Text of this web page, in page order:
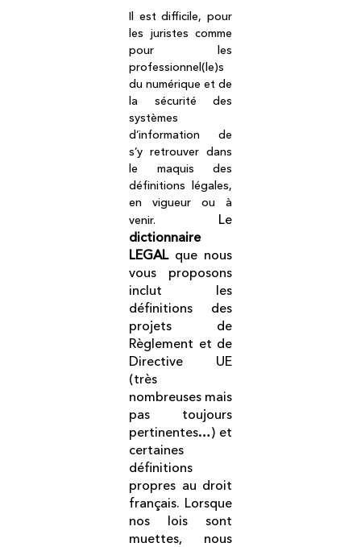
Il est difficile, pour
les juristes comme
pour les
professionnel(le)s
du numérique et de
la sécurité des
systèmes
d’information de
s’y retrouver dans
le maquis des
définitions légales,
en vigueur ou à
venir. Le
dictionnaire
LEGAL que nous
vous proposons
inclut les
définitions des
projets de
Règlement et de
Directive UE
(très
nombreuses mais
pas toujours
pertinentes…) et
certaines
définitions
propres au droit
français. Lorsque
nos lois sont
muettes, nous